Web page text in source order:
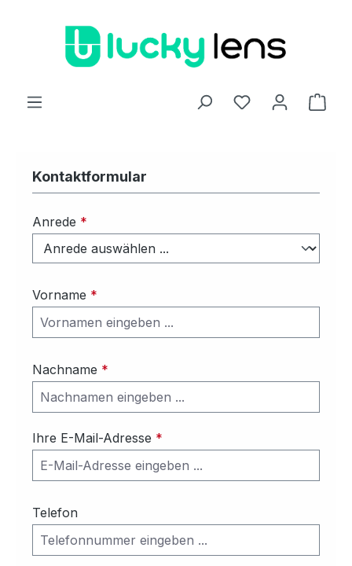
Kontaktformular
Anrede *
Vorname *
Nachname *
Ihre E-Mail-Adresse *
Telefon